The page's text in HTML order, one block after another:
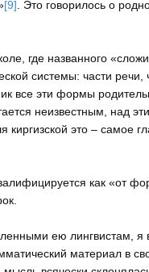
[9] . Это говорилось о
где названного
системы: части речи,
все эти формы
неизвестным, над
это – самое
как «от
ею лингвистам, я
материал в